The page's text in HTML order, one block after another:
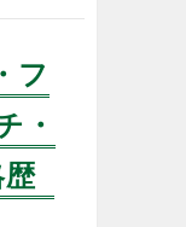
フ
・